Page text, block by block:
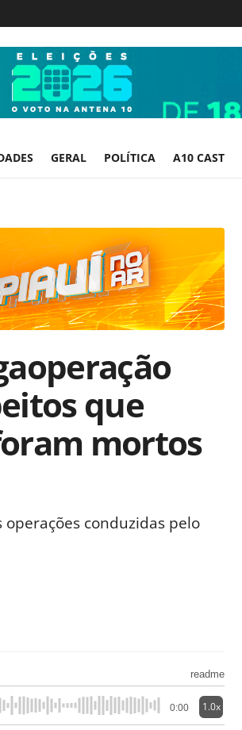
GERAL POLÍTICA A10 CAST
que
mortos
conduzidas pelo
readme
0:00 1.0x